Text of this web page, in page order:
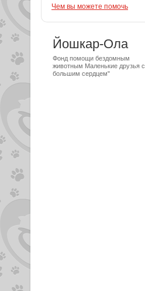
Чем вы можете помочь
Йошкар-Ола
Фонд помощи бездомным
животным Маленькие друзья с
большим сердцем"